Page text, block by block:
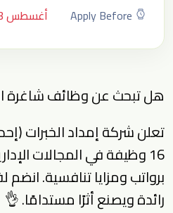
Apply Before
أغسطس 13, 2025
هل تبحث عن وظائف شاغرة
تعلن شركة إمداد الخبرات
16 وظيفة في المجالات
برواتب ومزايا تنافسية.
رائدة ويصنع أثرًا مستدامًا. 👌